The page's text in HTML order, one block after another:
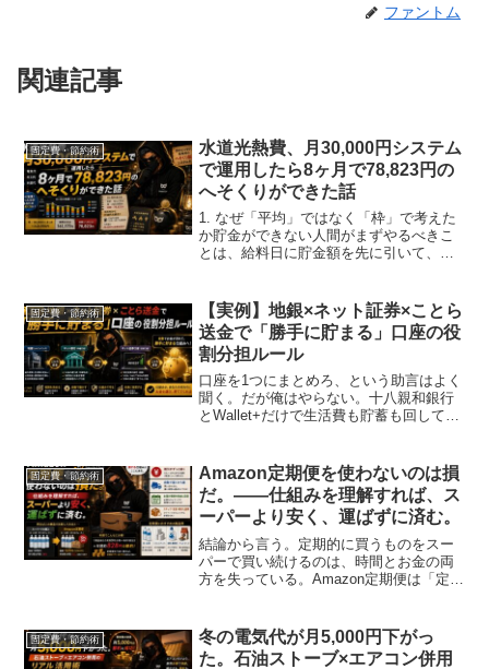
ファントム
関連記事
固定費・節約術
水道光熱費、月30,000円システム
で運用したら8ヶ月で78,823円の
へそくりができた話
1. なぜ「平均」ではなく「枠」で考えた
か貯金ができない人間がまずやるべきこ
とは、給料日に貯金額を先に引いて、残
使われるのはだいたい固定費までだ。家
賃、保険、サブスク。...
固定費・節約術
【実例】地銀×ネット証券×ことら
送金で「勝手に貯まる」口座の役
割分担ルール
口座を1つにまとめろ、という助言はよく
聞く。だが俺はやらない。十八親和銀行
とWallet+だけで生活費も貯蓄も回してい
局「ただの残高」で終わる。増えている
のか減っている...
固定費・節約術
Amazon定期便を使わないのは損
だ。——仕組みを理解すれば、ス
ーパーより安く、運ばずに済む。
結論から言う。定期的に買うものをスー
パーで買い続けるのは、時間とお金の両
方を失っている。Amazon定期便は「定期
ルール——2回目が最安値知らない人が多
いが、Amazo...
固定費・節約術
冬の電気代が月5,000円下がっ
た。石油ストーブ×エアコン併用